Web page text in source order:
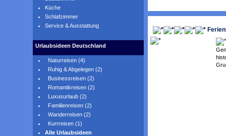
Küche
Schlafzimmer
Service & Ausstattung
Urlaubsideen Deutschland
Naturreisen (4)
Ruhig & Abgelegen (2)
Businessreisen (2)
Romantikreisen (2)
Luxusurlaub (2)
Familienreisen (2)
Wanderreisen (2)
Kurrreisen (1)
Alle Urlaubsideen